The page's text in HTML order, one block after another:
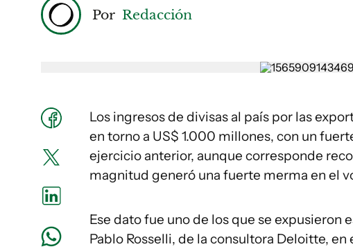
Por Redacción
Los ingresos de divisas al país por las
en torno a US$ 1.000 millones, con un
ejercicio anterior, aunque corresponde
magnitud generó una fuerte merma en el
Ese dato fue uno de los que se expusieron
Pablo Rosselli, de la consultora Deloitte, en